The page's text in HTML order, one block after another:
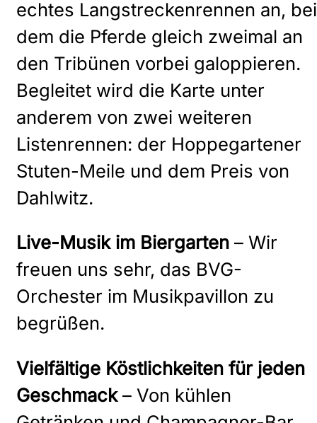
echtes Langstreckenrennen an, bei
dem die Pferde gleich zweimal an
den Tribünen vorbei galoppieren.
Begleitet wird die Karte unter
anderem von zwei weiteren
Listenrennen: der Hoppegartener
Stuten-Meile und dem Preis von
Dahlwitz.
Live-Musik im Biergarten – Wir
freuen uns sehr, das BVG-
Orchester im Musikpavillon zu
begrüßen.
Vielfältige Köstlichkeiten für jeden
Geschmack– Von kühlen